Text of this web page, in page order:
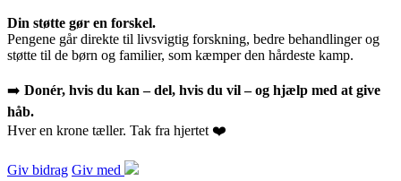
Din støtte gør en forskel.
Pengene går direkte til livsvigtig forskning, bedre behandlinger og
støtte til de børn og familier, som kæmper den hårdeste kamp.
➡️ Donér, hvis du kan – del, hvis du vil – og hjælp med at give
håb.
Hver en krone tæller. Tak fra hjertet ❤️
Giv bidrag Giv med